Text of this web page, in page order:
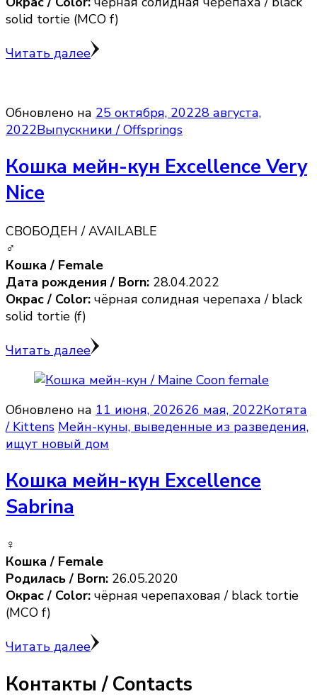
solid tortie (MCO f)
Читать далее
Обновлено на 25 октября, 20228 августа,
2022Выпускники / Offsprings
Кошка мейн-кун Excellence Very
Nice
СВОБОДЕН / AVAILABLE
♂
Кошка / Female
Дата рождения / Born: 28.04.2022
Окрас / Color: чёрная солидная черепаха / black
solid tortie (f)
Читать далее
Обновлено на 11 июня, 202626 мая, 2022Котята
/ Kittens Мейн-куны, выведенные из разведения,
ищут новый дом
Кошка мейн-кун Excellence
Sabrina
♀️
Кошка / Female
Родилась / Born: 26.05.2020
Окрас / Color: чёрная черепаховая / black tortie
(MCO f)
Читать далее
Контакты / Contacts